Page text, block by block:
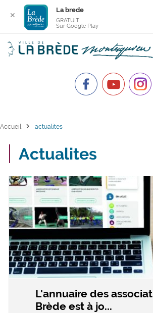
Accueil chevron_right actualites
Actualites
L'annuaire des
Brède est à jo...
✕
La brede
GRATUIT
Sur Google Play